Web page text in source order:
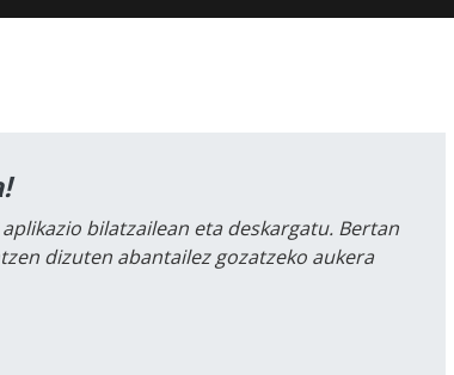
bilatzailean eta deskargatu. Bertan
dizuten abantailez gozatzeko aukera